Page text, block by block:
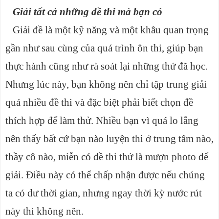
Giải tất cả những đề thi mà bạn có
Giải đề là một kỹ năng và một khâu quan trọng
gần như sau cùng của quá trình ôn thi, giúp bạn
thực hành cũng như rà soát lại những thứ đã học.
Nhưng lúc này, bạn không nên chỉ tập trung giải
quá nhiều đề thi và đặc biệt phải biết chọn đề
thích hợp để làm thử. Nhiều bạn vì quá lo lắng
nên thấy bất cứ bạn nào luyện thi ở trung tâm nào,
thầy cô nào, miễn có đề thi thử là mượn photo để
giải. Điều này có thể chấp nhận được nếu chúng
ta có dư thời gian, nhưng ngay thời kỳ nước rút
này thì không nên.